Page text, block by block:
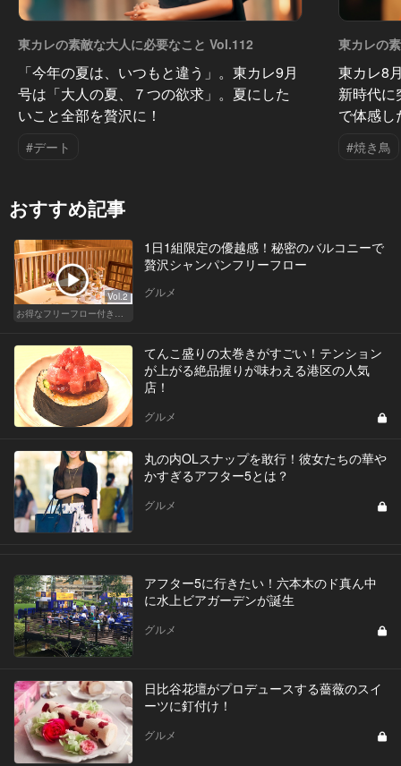
東カレの素敵な大人に必要なこと Vol.112
「今年の夏は、いつもと違う」。東カレ9月
号は「大人の夏、７つの欲求」。夏にした
いこと全部を贅沢に！
#デート
東カレの
東カレ8
新時代
で体感し
#焼き鳥
おすすめ記事
Vol.2
お得なフリーフロー付きで料理が美味しいレストラン
1日1組限定の優越感！秘密のバルコニーで
贅沢シャンパンフリーフロー
グルメ
てんこ盛りの太巻きがすごい！テンション
が上がる絶品握りが味わえる港区の人気
店！
グルメ
丸の内OLスナップを敢行！彼女たちの華や
かすぎるアフター5とは？
グルメ
アフター5に行きたい！六本木のド真ん中
に水上ビアガーデンが誕生
グルメ
日比谷花壇がプロデュースする薔薇のスイ
ーツに釘付け！
グルメ